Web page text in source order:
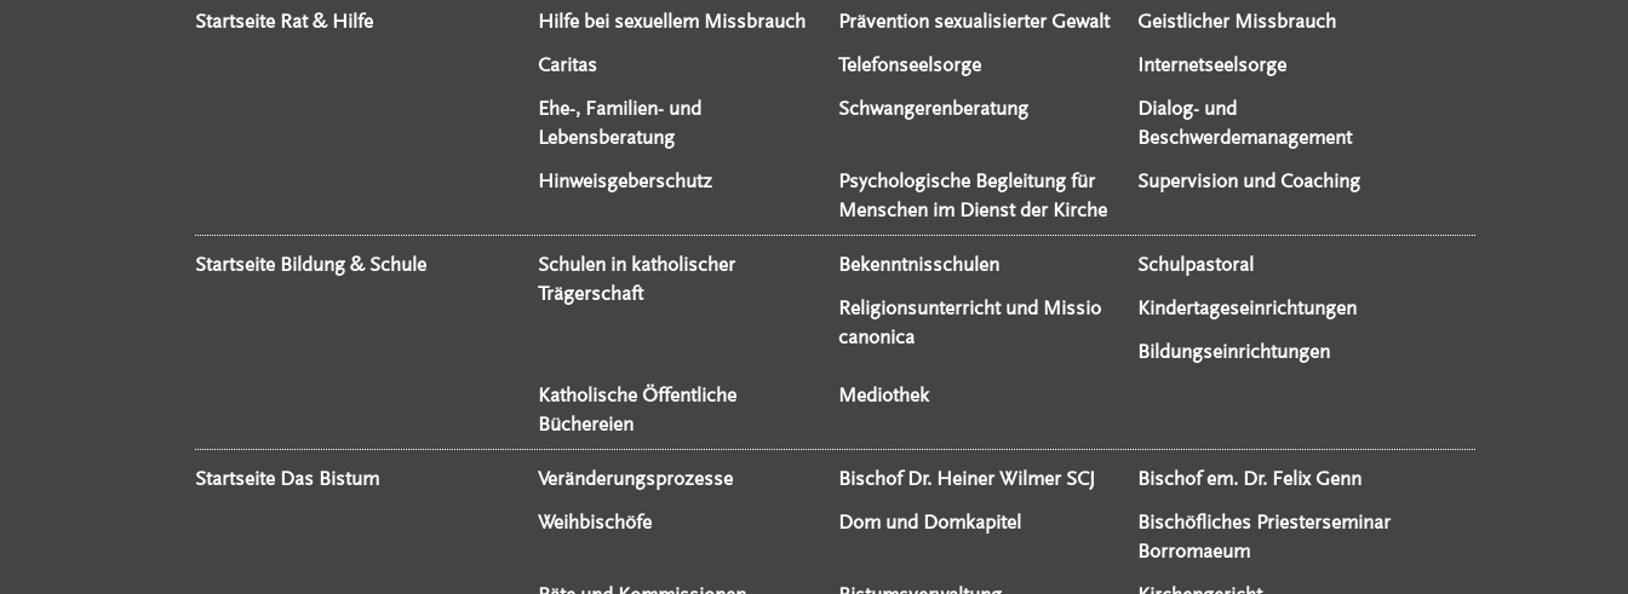
Startseite Rat & Hilfe Hilfe bei sexuellem Missbrauch Prävention sexualisierter Gewalt
Geistlicher Missbrauch
Caritas
Telefonseelsorge
Internetseelsorge
Ehe-, Familien- und
Lebensberatung
Schwangerenberatung
Dialog- und
Beschwerdemanagement
Hinweisgeberschutz
Psychologische Begleitung für
Menschen im Dienst der Kirche
Supervision und Coaching
Startseite Bildung & Schule
Schulen in katholischer
Trägerschaft
Bekenntnisschulen
Schulpastoral
Religionsunterricht und Missio
canonica
Kindertageseinrichtungen
Bildungseinrichtungen
Katholische Öffentliche
Büchereien
Mediothek
Startseite Das Bistum Veränderungsprozesse Bischof Dr. Heiner Wilmer SCJ
Bischof em. Dr. Felix Genn
Weihbischöfe
Dom und Domkapitel
Bischöfliches Priesterseminar
Borromaeum